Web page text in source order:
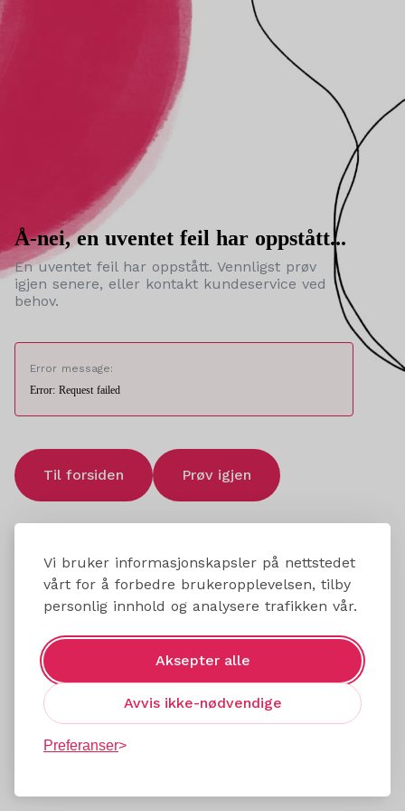
Vi bruker informasjonskapsler på nettstedet
vårt for å forbedre brukeropplevelsen, tilby
personlig innhold og analysere trafikken vår.
Aksepter alle
Avvis ikke-nødvendige
Preferanser
Å-nei, en uventet feil har oppstått...
En uventet feil har oppstått. Vennligst prøv
igjen senere, eller kontakt kundeservice ved
behov.
Error message:
Error: Request failed
Til forsiden Prøv igjen